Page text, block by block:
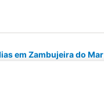
em Zambujeira do Mar